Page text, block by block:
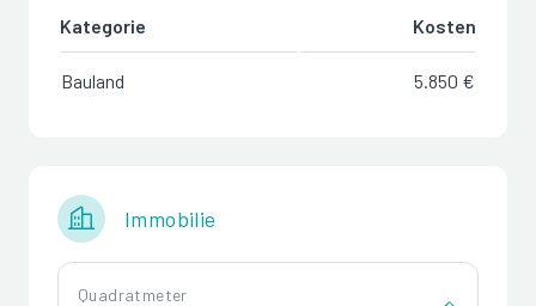
Kategorie Kosten
Bauland 5.850 €
Immobilie
Quadratmeter